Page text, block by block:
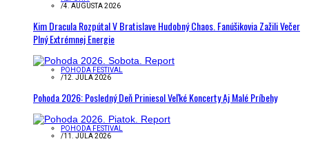
/4. AUGUSTA 2026
Kim Dracula Rozpútal V Bratislave Hudobný Chaos. Fanúšikovia Zažili Večer
Plný Extrémnej Energie
POHODA FESTIVAL
/12. JÚLA 2026
Pohoda 2026: Posledný Deň Priniesol Veľké Koncerty Aj Malé Príbehy
POHODA FESTIVAL
/11. JÚLA 2026